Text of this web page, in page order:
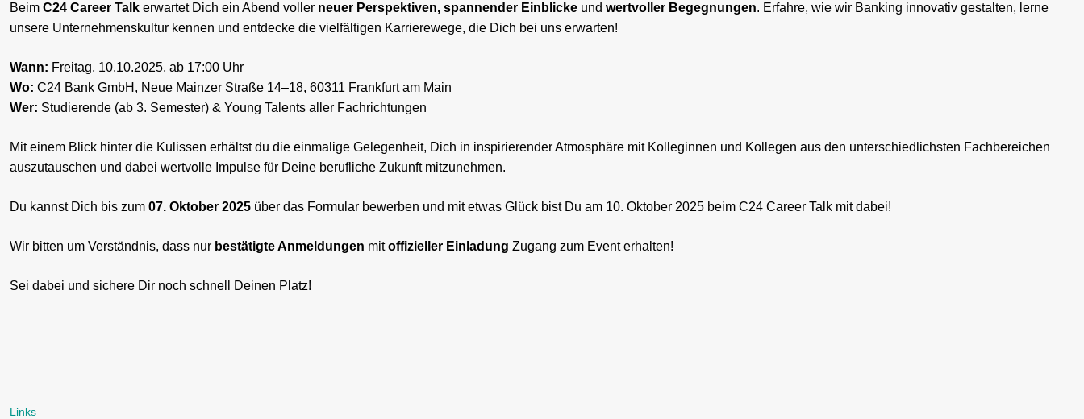
Beim C24 Career Talk erwartet Dich ein Abend voller neuer Perspektiven, spannender Einblicke und wertvoller Begegnungen. Erfahre, wie wir Banking innovativ gestalten, lerne
unsere Unternehmenskultur kennen und entdecke die vielfältigen Karrierewege, die Dich bei uns erwarten!
Wann: Freitag, 10.10.2025, ab 17:00 Uhr
Wo: C24 Bank GmbH, Neue Mainzer Straße 14‒18, 60311 Frankfurt am Main
Wer: Studierende (ab 3. Semester) & Young Talents aller Fachrichtungen
Mit einem Blick hinter die Kulissen erhältst du die einmalige Gelegenheit, Dich in inspirierender Atmosphäre mit Kolleginnen und Kollegen aus den unterschiedlichsten Fachbereichen
auszutauschen und dabei wertvolle Impulse für Deine berufliche Zukunft mitzunehmen.
Du kannst Dich bis zum 07. Oktober 2025 über das Formular bewerben und mit etwas Glück bist Du am 10. Oktober 2025 beim C24 Career Talk mit dabei!
Wir bitten um Verständnis, dass nur bestätigte Anmeldungen mitoffizieller Einladung Zugang zum Event erhalten!
Sei dabei und sichere Dir noch schnell Deinen Platz!
Links